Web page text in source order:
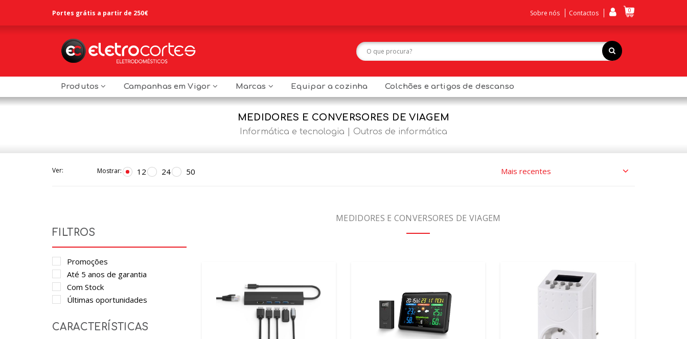
Portes grátis a partir de 250€ Sobre nós Contactos 0
Produtos Campanhas em Vigor Marcas Equipar a cozinha Colchões e artigos de descanso
MEDIDORES E CONVERSORES DE VIAGEM
Informática e tecnologia Outros de informática
Ver: Mostrar: 12 24 50
FILTROS
Promoções
Até 5 anos de garantia
Com Stock
Últimas oportunidades
CARACTERÍSTICAS
MEDIDORES E CONVERSORES DE VIAGEM